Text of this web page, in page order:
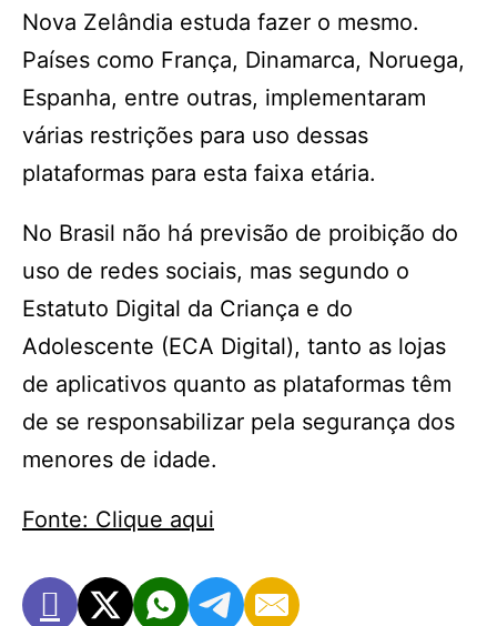
Nova Zelândia estuda fazer o mesmo.
Países como França, Dinamarca, Noruega,
Espanha, entre outras, implementaram
várias restrições para uso dessas
plataformas para esta faixa etária.
No Brasil não há previsão de proibição do
uso de redes sociais, mas segundo o
Estatuto Digital da Criança e do
Adolescente (ECA Digital), tanto as lojas
de aplicativos quanto as plataformas têm
de se responsabilizar pela segurança dos
menores de idade.
Fonte: Clique aqui